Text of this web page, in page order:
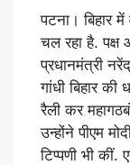
पटना। बिहार
चल रहा है. पक्ष
प्रधानमंत्री
गांधी बिहार की
रैली कर
उन्होंने पीएम
टिप्पणी भी